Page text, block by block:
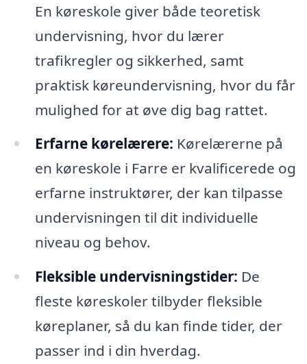
En køreskole giver både teoretisk
undervisning, hvor du lærer
trafikregler og sikkerhed, samt
praktisk køreundervisning, hvor du får
mulighed for at øve dig bag rattet.
Erfarne kørelærere: Kørelærerne på
en køreskole i Farre er kvalificerede og
erfarne instruktører, der kan tilpasse
undervisningen til dit individuelle
niveau og behov.
Fleksible undervisningstider: De
fleste køreskoler tilbyder fleksible
køreplaner, så du kan finde tider, der
passer ind i din hverdag.